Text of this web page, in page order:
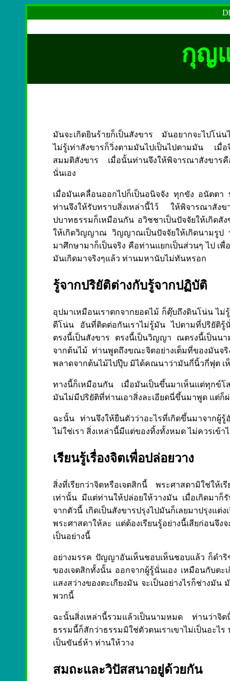
กุญ
มันจะเกิดยินร้ายก็เป็นสังขาร มันอยากจะไปโน่
ไม่รู้เท่าสังขารก็วิ่งตามมันไปเป็นไปตามมัน เมื่อ
สมมติสังขาร เมื่อนั้นท่านจึงให้พิจารณาสังขาร
นั่นเอง
เมื่อมันเคลื่อนออกไปก็เป็นอนิจจัง ทุกขัง อนัตต
ท่านจึงให้รับทราบสิ่งเหล่านี้ไว้ ให้พิจารณาสัง
ปบาทธรรมก็เหมือนกัน อวิชชาเป็นปัจจัยให้เกิดสัง
ให้เกิดวิญญาณ วิญญาณเป็นปัจจัยให้เกิดนามรูป ฯ
มาศึกษามาก็เป็นจริง คือท่านแยกเป็นส่วนๆ ไป เพื่
มันเกิดมาจริงๆแล้ว ท่านมหานับไม่ทันหรอก
รู้จากปริยัติต่างกับรู้จากปฏิบัติ
อุปมาเหมือนเราตกจากยอดไม้ ก็ตุ๊บถึงดินโน่น ไ
ดีโน่น อันที่ติดต่อกันเราไม่รู้มัน ไปตามที่ปริยัติรู้
ตรงนี้เป็นสังขาร ตรงนี้เป็นวิญญา ณตรงนี้เป็นน
จากต้นไม้ ท่านพูดถึงขณะจิตอย่างเต็มที่ของมันจ
พลาดจากต้นไม้ไปปุ๊บ มิได้คณนาว่ามันกี่นิ้วกี่ฟุต เ
ทางนี้ก็เหมือนกัน เมื่อมันเป็นขึ้นมาเห็นแต่ทุกข์โ
มันไม่มีปริยัติที่ท่านเอาสิ่งละเอียดนี่ขึ้นมาพูด แต่ก็
ฉะนั้น ท่านจึงให้ยืนตัวว่าอะไรที่เกิดขึ้นมาจากผู้
ไม่ใช่เรา สิ่งเหล่านี้มีแต่ของทิ้งทั้งหมด ไม่ควรเข้
เรียนรู้เรื่องจิตเพื่อปล่อยวาง
สิ่งที่เรียกว่าจิตหรือเจตสิกนี้ พระศาสดามิใช่ให้
เท่านั้น มีแต่ท่านให้ปล่อยให้วางมัน เมื่อเกิดมาก็
จากตัวนี้ เกิดเป็นสังขารปรุงไปมันก็เลยมาปรุงแต่
พระศาสดาให้ละ แต่ต้องเรียนรู้อย่างนี้เสียก่อนจึ
เป็นอย่างนี้
อย่างมรรค ปัญญาอันเห็นชอบเห็นชอบแล้ว ก็ดำริ
ของเจตสิกทั้งนั้น ออกจากผู้รู้นั่นเอง เหมือนกับต
แสงสว่างของตะเกียงมัน จะเป็นอย่างไรก็ช่างมั
พวกนี้
ฉะนั้นสิ่งเหล่านี้รวมแล้วเป็นนามหมด ท่านว่าจิ
ธรรมนี้ก็สักว่าธรรมมิใช่ตัวตนเราเขาไม่เป็นอะ
เป็นขันธ์ห้า ท่านให้วาง
สมถะและวิปัสสนาอยู่ด้วยกัน